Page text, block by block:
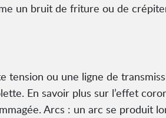
un bruit de friture ou de
tension ou une ligne de
En savoir plus sur l’effet
Arcs : un arc se produit